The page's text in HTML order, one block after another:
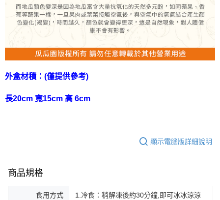
外盒材積：(僅提供參考)
長20cm 寬15cm 高 6cm
顯示電腦版詳細說明
商品規格
食用方式
1.冷食：稍解凍後約30分鐘,即可冰冰涼涼